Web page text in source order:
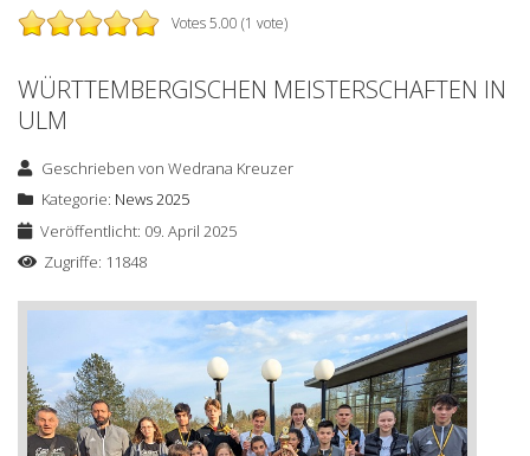
Votes 5.00 (1 vote)
WÜRTTEMBERGISCHEN MEISTERSCHAFTEN IN
ULM
Geschrieben vonWedrana Kreuzer
Kategorie: News 2025
Veröffentlicht: 09. April 2025
Zugriffe: 11848